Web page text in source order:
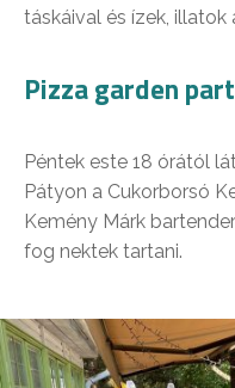
táskáival és ízek, illatok
Pizza garden
Péntek este 18 órától
Pátyon a Cukorborsó
Kemény Márk
fog nektek tartani.